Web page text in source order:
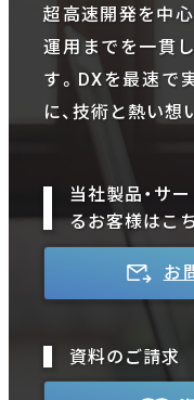
超高速開発を中心
運用までを一貫
す。DXを最速で
に、技術と熱い想
当社製品・サ
るお客様はこ
お
資料のご請求